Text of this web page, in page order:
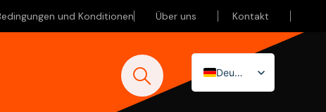
und Konditionen Über uns Kontakt
Deutsch
Nederlands